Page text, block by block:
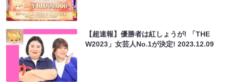
【超速報】優勝者は紅しょうが! 「THE
W2023」女芸人No.1が決定!2023.12.09